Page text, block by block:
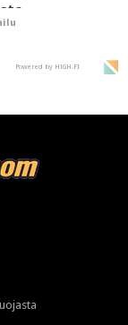
Powered by HIGH.FI